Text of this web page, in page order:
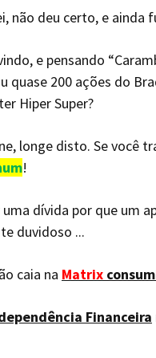
não deu certo, e ainda
e pensando
quase 200 ações do
Hiper Super?
longe disto. Se você
!
dívida por que um
duvidoso ...
caia na Matrix
Financeira